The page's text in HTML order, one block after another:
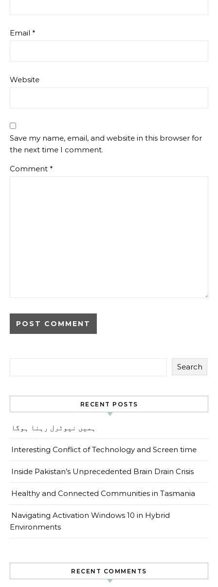
Email *
Website
Save my name, email, and website in this browser for
the next time I comment.
Comment *
Search
RECENT POSTS
ہمیں نیوٹرل رہنا ہوگا
Interesting Conflict of Technology and Screen time
Inside Pakistan’s Unprecedented Brain Drain Crisis
Healthy and Connected Communities in Tasmania
Navigating Activation Windows 10 in Hybrid
Environments
RECENT COMMENTS